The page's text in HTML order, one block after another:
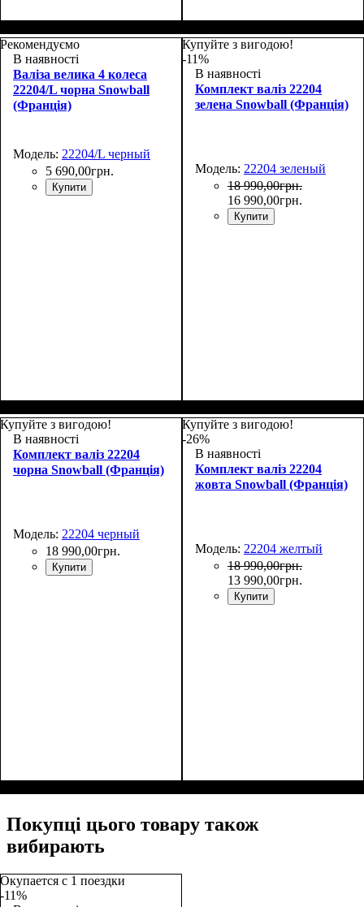
80х48х30+4
69х43х27+4
Рекомендуємо
В наявності
Валіза велика 4 колеса
22204/L чорна Snowball
(Франція)
Модель: 22204/L черный
5 690,00грн.
Купити
80х48х30+4
Купуйте з вигодою!
-11%
В наявності
Комплект валіз 22204
зелена Snowball (Франція)
Модель: 22204 зеленый
18 990,00грн.
16 990,00грн.
Купити
Купуйте з вигодою!
В наявності
Комплект валіз 22204
чорна Snowball (Франція)
Модель: 22204 черный
18 990,00грн.
Купити
Купуйте з вигодою!
-26%
В наявності
Комплект валіз 22204
жовта Snowball (Франція)
Модель: 22204 желтый
18 990,00грн.
13 990,00грн.
Купити
Покупці цього товару також
вибирають
Окупается с 1 поездки
-11%